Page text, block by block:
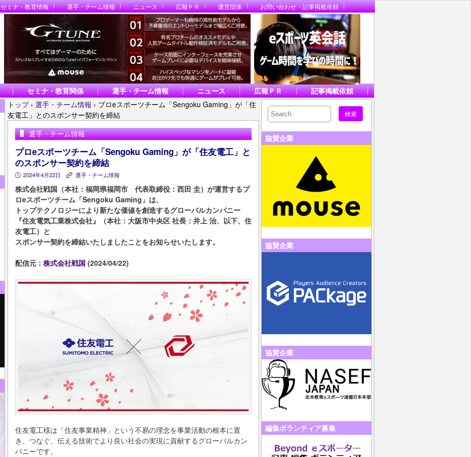
セミナ・教育情報 選手・チーム情報 ニュース 広報ＰＲ 運営団体 お問い合わせ・記事掲載依頼
セミナ・教育関係 選手・チーム情報 ニュース 広報ＰＲ
記事掲載依頼
トップ › 選手・チーム情報 › プロeスポーツチーム「Sengoku Gaming」が「住
友電工」とのスポンサー契約を締結
選手・チーム情報
プロeスポーツチーム「Sengoku Gaming」が「住友電工」と
のスポンサー契約を締結
P 2024年4月22日 K 選手・チーム情報
株式会社戦国（本社：福岡県福岡市 代表取締役：西田 圭）が運営するプ
ロeスポーツチーム「Sengoku Gaming」は、
トップテクノロジーにより新たな価値を創造するグローバルカンパニー
『住友電気工業株式会社』（本社：大阪市中央区 社長：井上 治、以下、住
友電工）と
スポンサー契約を締結いたしましたことをお知らせいたします。
配信元： 株式会社戦国 (2024/04/22)
住友電工様は「住友事業精神」という不易の理念を事業活動の根本に置
き、つなぐ、伝える技術でより良い社会の実現に貢献するグローバルカン
パニーです。
協賛企業
協賛企業
協賛企業
編集ボランティア募集